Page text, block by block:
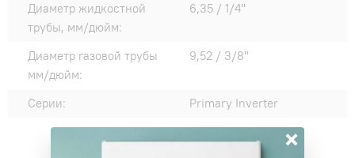
Диаметр жидкостной
трубы, мм/дюйм:
6,35 / 1/4"
Диаметр газовой трубы
мм/дюйм:
9,52 / 3/8"
Серии: Primary Inverter
×